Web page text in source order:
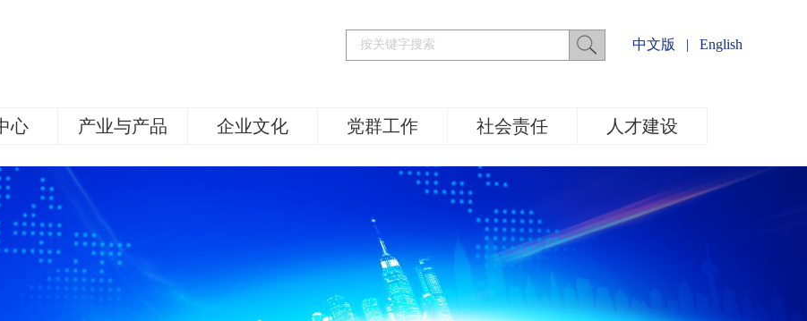
中文版 | English
心 产业与产品 企业文化 党群工作 社会责任 人才建设